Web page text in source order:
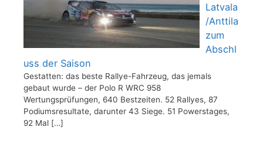
Latvala
/Anttila
zum
Abschl
uss der Saison
Gestatten: das beste Rallye-Fahrzeug, das jemals
gebaut wurde – der Polo R WRC 958
Wertungsprüfungen, 640 Bestzeiten. 52 Rallyes, 87
Podiumsresultate, darunter 43 Siege. 51 Powerstages,
92 Mal […]